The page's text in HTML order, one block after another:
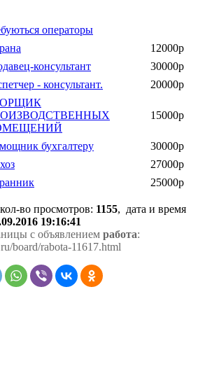
операторы
12000р
консультант 30000р
- консультант. 20000р
15000р
бухгалтеру 30000р
27000р
25000р
во просмотров: 1155, дата и время
19:16:41
с объявлением работа:
board/rabota-11617.html